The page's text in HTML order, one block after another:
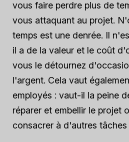
vous faire perdre plus de
vous attaquant au projet.
temps est une denrée. Il
il a de la valeur et le coût
vous le détournez
l'argent. Cela vaut
employés : vaut-il la peine
réparer et embellir le projet
consacrer à d'autres tâches